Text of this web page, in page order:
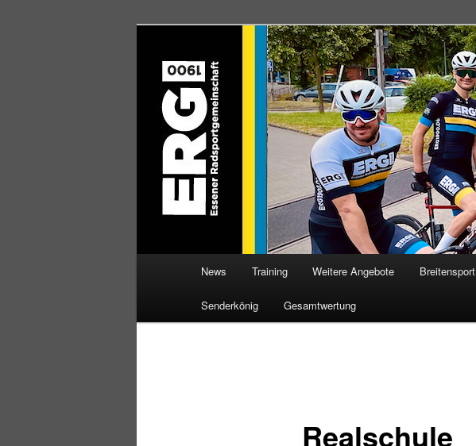
ERG 1900 e.V
Willkommen bei der Essener Radsportgemeinschaft
News Training Weitere Angebote Breitensport
Senderkönig Gesamtwertung
Realschule